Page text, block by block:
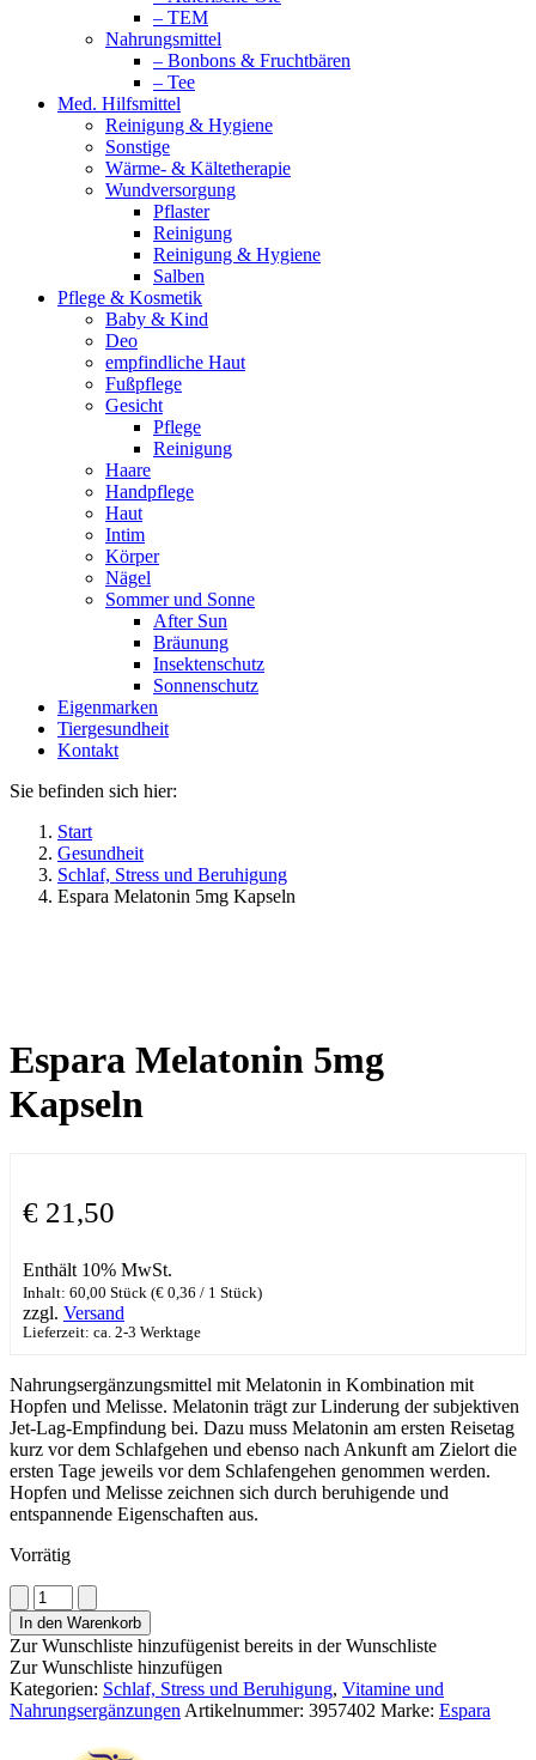
– TEM
Nahrungsmittel
– Bonbons & Fruchtbären
– Tee
Med. Hilfsmittel
Reinigung & Hygiene
Sonstige
Wärme- & Kältetherapie
Wundversorgung
Pflaster
Reinigung
Reinigung & Hygiene
Salben
Pflege & Kosmetik
Baby & Kind
Deo
empfindliche Haut
Fußpflege
Gesicht
Pflege
Reinigung
Haare
Handpflege
Haut
Intim
Körper
Nägel
Sommer und Sonne
After Sun
Bräunung
Insektenschutz
Sonnenschutz
Eigenmarken
Tiergesundheit
Kontakt
Sie befinden sich hier:
Start
Gesundheit
Schlaf, Stress und Beruhigung
Espara Melatonin 5mg Kapseln
Espara Melatonin 5mg
Kapseln
€ 21,50
Enthält 10% MwSt.
Inhalt: 60,00 Stück (€ 0,36 / 1 Stück)
zzgl. Versand
Lieferzeit: ca. 2-3 Werktage
Nahrungsergänzungsmittel mit Melatonin in Kombination mit
Hopfen und Melisse. Melatonin trägt zur Linderung der subjektiven
Jet-Lag-Empfindung bei. Dazu muss Melatonin am ersten Reisetag
kurz vor dem Schlafgehen und ebenso nach Ankunft am Zielort die
ersten Tage jeweils vor dem Schlafengehen genommen werden.
Hopfen und Melisse zeichnen sich durch beruhigende und
entspannende Eigenschaften aus.
Vorrätig
Espara
Melatonin
5mg
Kapseln
Menge
In den Warenkorb
Zur Wunschliste hinzufügenist bereits in der Wunschliste
Zur Wunschliste hinzufügen
Kategorien: Schlaf, Stress und Beruhigung, Vitamine und
Nahrungsergänzungen Artikelnummer: 3957402 Marke: Espara